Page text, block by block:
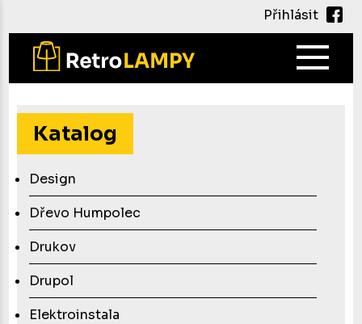
hlavnímu
obsahu
Přihlásit
Main
Katalog
Design
Dřevo Humpolec
Drukov
Drupol
Elektroinstala